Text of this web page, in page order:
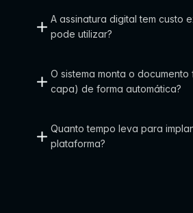
A assinatura digital tem custo
pode utilizar?
O sistema monta o
capa) de forma automática?
Quanto tempo leva para
plataforma?